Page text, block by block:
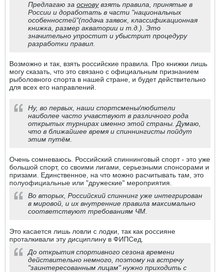
Предлагаю за основувзять правила, принятые в
России и доработать в части "национальных
особенностей"(подача заявок, классификационная
книжка, размер акватории и т.д.). Это
значительно упростит и убыстрит процедуру
разработки правил.
Возможно и так, взять российские правила. Про книжки лишь
могу сказать, что это связано с официальным признанием
рыболовного спорта в нашей стране, и будет действительно
для всех его направлений.
Ну, во первых, наши спортсмены/любители
наиболее часто учавствуют в различного рода
открытых турнирах именно этой страны. Думаю,
что в ближайшее время и спиннингисты пойдут
этим путём.
Очень сомневаюсь. Российский спиннинговый спорт - это уже
большой спорт, со своими лигами, серьезными спонсорами и
призами. Единственное, на что можно расчитывать там, это
полуофициальные или "дружеские" мероприятия.
Во вторых, Российский спиннинг уже интегрирован
в мировой, и их внутренние правила максимально
соответствуют требованиям ЧМ.
Это касается лишь ловли с лодки, так как россияне
проталкивали эту дисциплину в ФИПСед.
До открытия спортивного сезона времени
действительно немного, поэтому на встречу
"заинтересованным лицам" нужно приходить с